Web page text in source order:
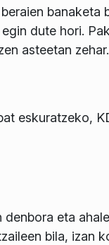
dute hori.
asteetan zehar.
eskuratzeko,
denbora eta
bila,